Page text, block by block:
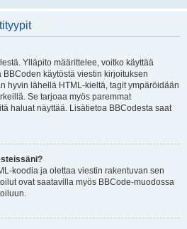
Ylläpito määrittelee, voitko käyttää
BBCoden käytöstä viestin kirjoituksen
hyvin lähellä HTML-kieltä, tagit ympäröidään
Se tarjoaa myös paremmat
haluat näyttää. Lisätietoa BBCodesta saat
koodia ja olettaa viestin rakentuvan sen
ovat saatavilla myös BBCode-muodossa